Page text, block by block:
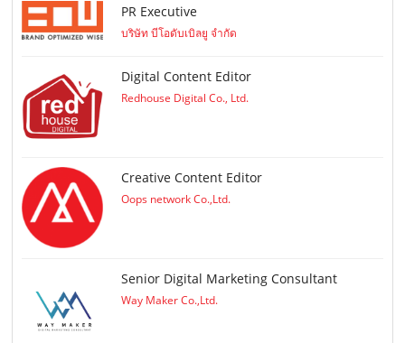
PR Executive
บริษัท บีโอดับเบิลยู จำกัด
Digital Content Editor
Redhouse Digital Co., Ltd.
Creative Content Editor
Oops network Co.,Ltd.
Senior Digital Marketing Consultant
Way Maker Co.,Ltd.